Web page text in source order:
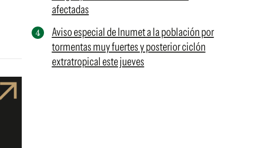
afectadas
Aviso especial de Inumet a la población por
tormentas muy fuertes y posterior ciclón
extratropical este jueves